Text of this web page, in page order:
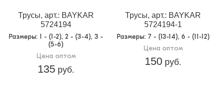
Доп.параметр 2: трикотаж
Трусы, арт.: BAYKAR
5724194
Размеры: 1 - (1-2), 2 - (3-4), 3 -
(5-6)
Цена оптом
135 руб.
Трусы, арт.: BAYKAR
5724194-1
Размеры: 7 - (13-14), 6 - (11-12)
Цена оптом
150 руб.